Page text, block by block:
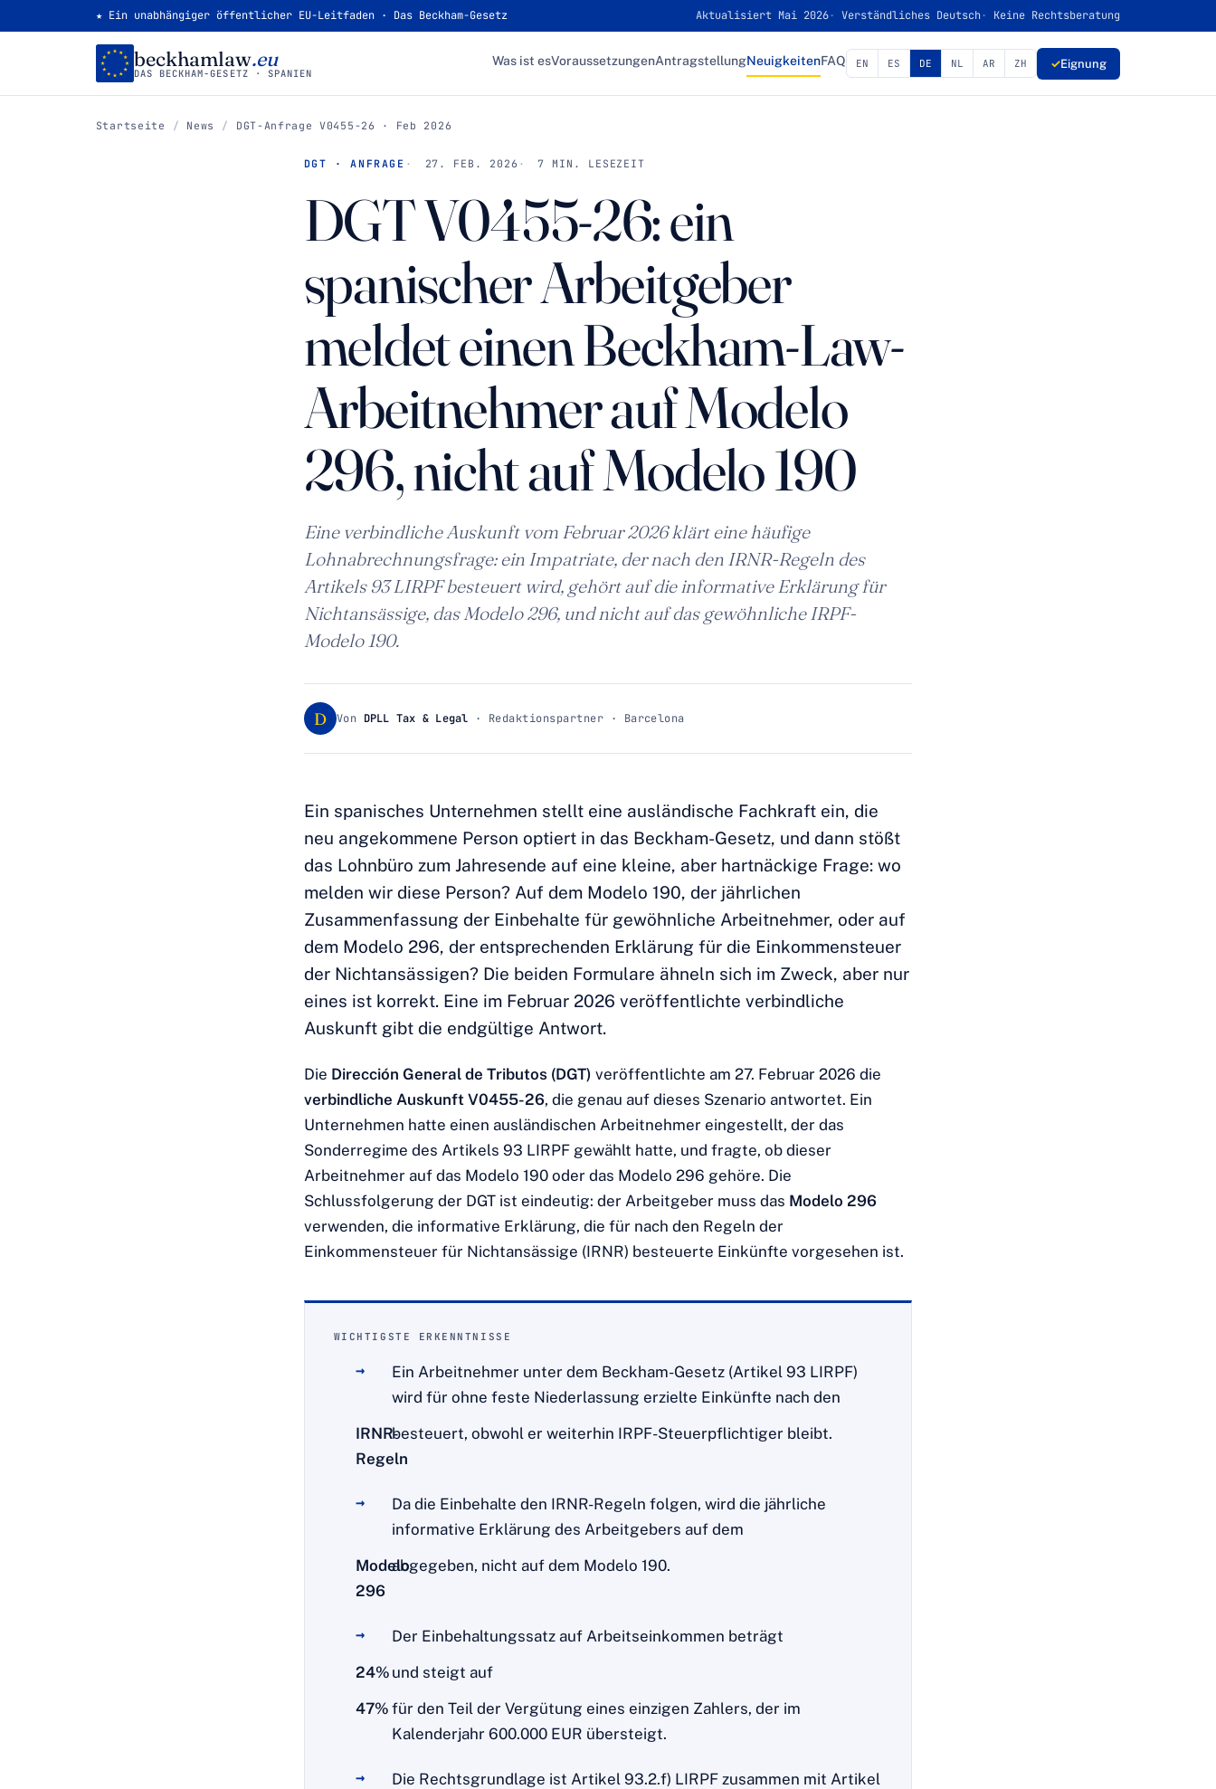
★ Ein unabhängiger öffentlicher EU-Leitfaden · Das Beckham-Gesetz Aktualisiert Mai 2026 Verständliches Deutsch Keine Rechtsberatung
beckhamlaw.eu
DAS BECKHAM-GESETZ · SPANIEN
Was ist esVoraussetzungenAntragstellungNeuigkeitenFAQ EN ES DE NL AR ZH ✓Eignung
Startseite / News / DGT-Anfrage V0455-26 · Feb 2026
DGT · ANFRAGE 27. FEB. 2026 7 MIN. LESEZEIT
DGT V0455-26: ein
spanischer Arbeitgeber
meldet einen Beckham-Law-
Arbeitnehmer auf Modelo
296, nicht auf Modelo 190
Eine verbindliche Auskunft vom Februar 2026 klärt eine häufige
Lohnabrechnungsfrage: ein Impatriate, der nach den IRNR-Regeln des
Artikels 93 LIRPF besteuert wird, gehört auf die informative Erklärung für
Nichtansässige, das Modelo 296, und nicht auf das gewöhnliche IRPF-
Modelo 190.
D Von DPLL Tax & Legal · Redaktionspartner · Barcelona
Ein spanisches Unternehmen stellt eine ausländische Fachkraft ein, die
neu angekommene Person optiert in das Beckham-Gesetz, und dann stößt
das Lohnbüro zum Jahresende auf eine kleine, aber hartnäckige Frage: wo
melden wir diese Person? Auf dem Modelo 190, der jährlichen
Zusammenfassung der Einbehalte für gewöhnliche Arbeitnehmer, oder auf
dem Modelo 296, der entsprechenden Erklärung für die Einkommensteuer
der Nichtansässigen? Die beiden Formulare ähneln sich im Zweck, aber nur
eines ist korrekt. Eine im Februar 2026 veröffentlichte verbindliche
Auskunft gibt die endgültige Antwort.
Die Dirección General de Tributos (DGT) veröffentlichte am 27. Februar 2026 die
verbindliche Auskunft V0455-26, die genau auf dieses Szenario antwortet. Ein
Unternehmen hatte einen ausländischen Arbeitnehmer eingestellt, der das
Sonderregime des Artikels 93 LIRPF gewählt hatte, und fragte, ob dieser
Arbeitnehmer auf das Modelo 190 oder das Modelo 296 gehöre. Die
Schlussfolgerung der DGT ist eindeutig: der Arbeitgeber muss das Modelo 296
verwenden, die informative Erklärung, die für nach den Regeln der
Einkommensteuer für Nichtansässige (IRNR) besteuerte Einkünfte vorgesehen ist.
WICHTIGSTE ERKENNTNISSE
Ein Arbeitnehmer unter dem Beckham-Gesetz (Artikel 93 LIRPF)
wird für ohne feste Niederlassung erzielte Einkünfte nach den
IRNR-
Regeln
besteuert, obwohl er weiterhin IRPF-Steuerpflichtiger bleibt.
Da die Einbehalte den IRNR-Regeln folgen, wird die jährliche
informative Erklärung des Arbeitgebers auf dem
Modelo
296
abgegeben, nicht auf dem Modelo 190.
Der Einbehaltungssatz auf Arbeitseinkommen beträgt
24% und steigt auf
47% für den Teil der Vergütung eines einzigen Zahlers, der im
Kalenderjahr 600.000 EUR übersteigt.
Die Rechtsgrundlage ist Artikel 93.2.f) LIRPF zusammen mit Artikel